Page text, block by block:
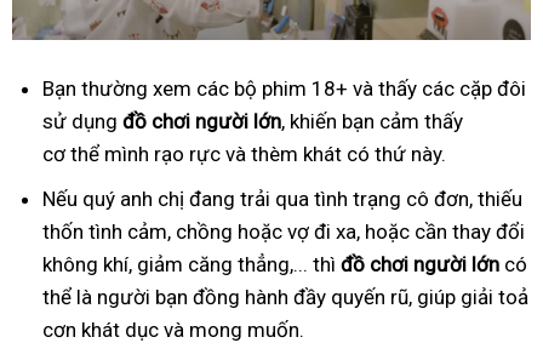
Bạn thường xem các bộ phim 18+ và thấy các cặp đôi
sử dụng đồ chơi người lớn, khiến bạn cảm thấy
cơ thể mình rạo rực và thèm khát có thứ này.
Nếu quý anh chị đang trải qua tình trạng cô đơn, thiếu
thốn tình cảm, chồng hoặc vợ đi xa, hoặc cần thay đổi
không khí, giảm căng thẳng,... thì đồ chơi người lớn có
thể là người bạn đồng hành đầy quyến rũ, giúp giải toả
cơn khát dục và mong muốn.